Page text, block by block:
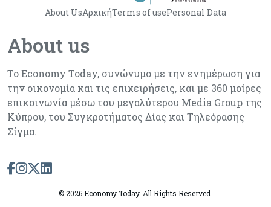
About us
Το Economy Today, συνώνυμο με την ενημέρωση για
την οικονομία και τις επιχειρήσεις, και με 360 μοίρες
επικοινωνία μέσω του μεγαλύτερου Media Group της
Κύπρου, του Συγκροτήματος Δίας και Τηλεόρασης
Σίγμα.
About UsΑρχικήTerms of usePersonal Data
©2026 Economy Today. All Rights Reserved.